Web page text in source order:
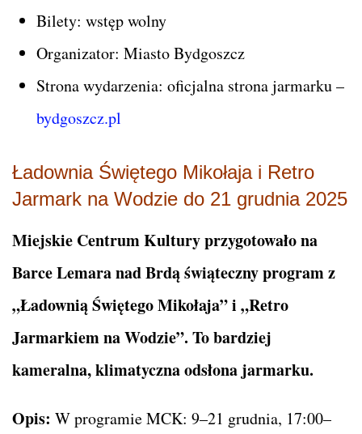
Bilety: wstęp wolny
Organizator: Miasto Bydgoszcz
Strona wydarzenia: oficjalna strona jarmarku –
bydgoszcz.pl
Ładownia Świętego Mikołaja i Retro
Jarmark na Wodzie do 21 grudnia 2025
Miejskie Centrum Kultury przygotowało na
Barce Lemara nad Brdą świąteczny program z
„Ładownią Świętego Mikołaja” i „Retro
Jarmarkiem na Wodzie”. To bardziej
kameralna, klimatyczna odsłona jarmarku.
Opis: W programie MCK: 9–21 grudnia, 17:00–